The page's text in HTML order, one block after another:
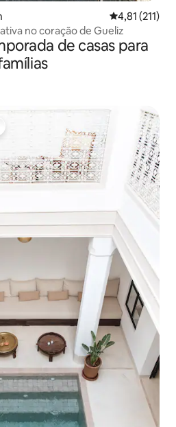
4,81 de uma
4,81 (211)
no coração de Gueliz
de casas para